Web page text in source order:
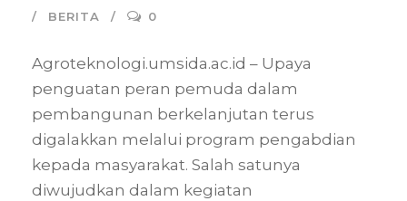
BERITA
0
Agroteknologi.umsida.ac.id – Upaya
penguatan peran pemuda dalam
pembangunan berkelanjutan terus
digalakkan melalui program pengabdian
kepada masyarakat. Salah satunya
diwujudkan dalam kegiatan